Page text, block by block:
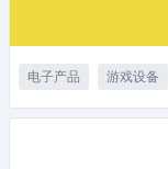
电子产品 游戏设备